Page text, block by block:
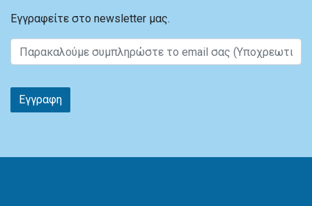
Εγγραφείτε στο newsletter μας.
Εγγραφη